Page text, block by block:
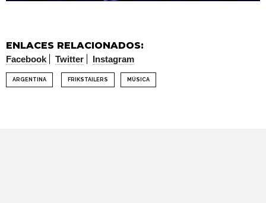
ENLACES RELACIONADOS:
Facebook Twitter Instagram
ARGENTINA FRIKSTAILERS MÚSICA